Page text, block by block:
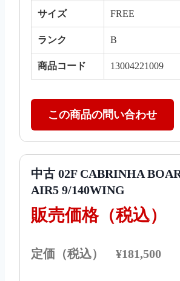
サイズ FREE
ランク B
商品コード 13004221009
この商品の問い合わせ
中古 02F CABRINHA
AIR5 9/140WING
販売価格（税込）
定価（税込） ¥181,500